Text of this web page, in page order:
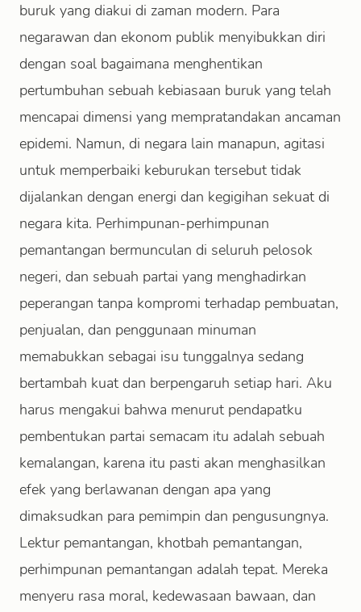
buruk yang diakui di zaman modern. Para
negarawan dan ekonom publik menyibukkan diri
dengan soal bagaimana menghentikan
pertumbuhan sebuah kebiasaan buruk yang telah
mencapai dimensi yang mempratandakan ancaman
epidemi. Namun, di negara lain manapun, agitasi
untuk memperbaiki keburukan tersebut tidak
dijalankan dengan energi dan kegigihan sekuat di
negara kita. Perhimpunan-perhimpunan
pemantangan bermunculan di seluruh pelosok
negeri, dan sebuah partai yang menghadirkan
peperangan tanpa kompromi terhadap pembuatan,
penjualan, dan penggunaan minuman
memabukkan sebagai isu tunggalnya sedang
bertambah kuat dan berpengaruh setiap hari. Aku
harus mengakui bahwa menurut pendapatku
pembentukan partai semacam itu adalah sebuah
kemalangan, karena itu pasti akan menghasilkan
efek yang berlawanan dengan apa yang
dimaksudkan para pemimpin dan pengusungnya.
Lektur pemantangan, khotbah pemantangan,
perhimpunan pemantangan adalah tepat. Mereka
menyeru rasa moral, kedewasaan bawaan, dan